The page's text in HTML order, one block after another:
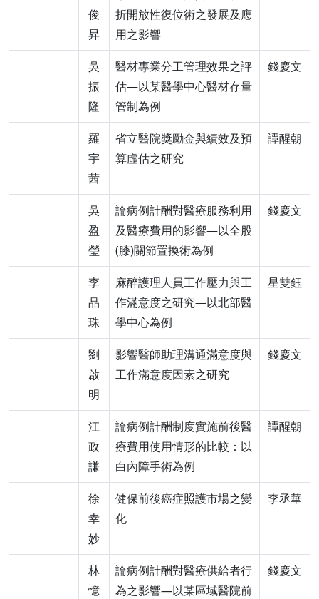
俊
昇
折開放性復位術之發展及應
用之影響
吳
振
隆
醫材專業分工管理效果之評
估—以某醫學中心醫材存量
管制為例
錢慶文
羅
宇
茜
省立醫院獎勵金與績效及預
算虛估之研究
譚醒朝
吳
盈
瑩
論病例計酬對醫療服務利用
及醫療費用的影響—以全股
(膝)關節置換術為例
錢慶文
李
品
珠
麻醉護理人員工作壓力與工
作滿意度之研究—以北部醫
學中心為例
星雙鈺
劉
啟
明
影響醫師助理溝通滿意度與
工作滿意度因素之研究
錢慶文
江
政
謙
論病例計酬制度實施前後醫
療費用使用情形的比較：以
白內障手術為例
譚醒朝
徐
幸
妙
健保前後癌症照護市場之變
化
李丞華
林
憶
論病例計酬對醫療供給者行
為之影響—以某區域醫院前
錢慶文